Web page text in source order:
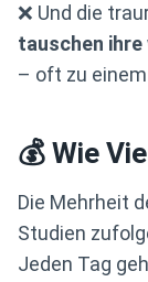
❌ Und die
tauschen
– oft zu
💰 Wie
Die Mehrheit
Studien
Jeden Tag